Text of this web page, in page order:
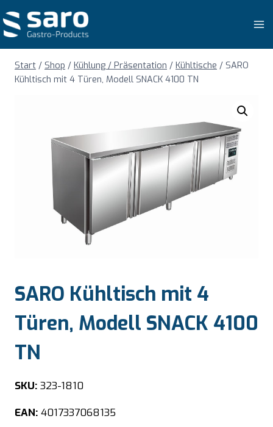
Inhalt
springen
Start / Shop / Kühlung / Präsentation / Kühltische / SARO
Kühltisch mit 4 Türen, Modell SNACK 4100 TN
SARO Kühltisch mit 4
Türen, Modell SNACK 4100
TN
SKU: 323-1810
EAN: 4017337068135